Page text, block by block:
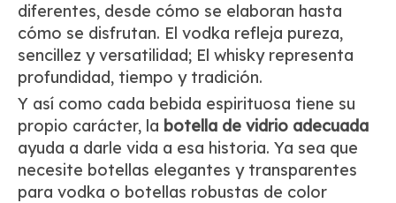
diferentes, desde cómo se elaboran hasta
cómo se disfrutan. El vodka refleja pureza,
sencillez y versatilidad; El whisky representa
profundidad, tiempo y tradición.
Y así como cada bebida espirituosa tiene su
propio carácter, la botella de vidrio adecuada
ayuda a darle vida a esa historia. Ya sea que
necesite botellas elegantes y transparentes
para vodka o botellas robustas de color